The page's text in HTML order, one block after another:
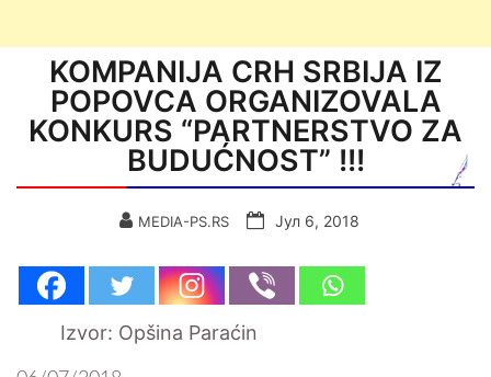
KOMPANIJA CRH SRBIJA IZ
POPOVCA ORGANIZOVALA
KONKURS “PARTNERSTVO ZA
BUDUĆNOST” !!!
MEDIA-PS.RS Јул 6, 2018
Izvor: Opšina Paraćin